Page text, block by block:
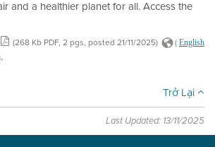
and a healthier planet for all. Access the
(268 Kb PDF, 2 pgs, posted 21/11/2025) ( English
.
Trở Lại
Last Updated: 13/11/2025